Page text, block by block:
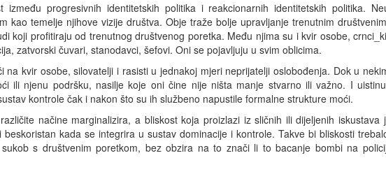
između progresivnih identitetskih politika i reakcionarnih identitetskih politika.
kao temelje njihove vizije društva. Obje traže bolje upravljanje trenutnim
koji profitiraju od trenutnog društvenog poretka. Među njima su i kvir osobe,
zatvorski čuvari, stanodavci, šefovi. Oni se pojavljuju u svim oblicima.
na kvir osobe, silovatelji i rasisti u jednakoj mjeri neprijatelji oslobođenja. Dok u
ili njenu podršku, nasilje koje oni čine nije ništa manje stvarno ili važno. I
kontrole čak i nakon što su ih službeno napustile formalne strukture moći.
načine marginalizira, a bliskost koja proizlazi iz sličnih ili dijeljenih iskustava
kada se integrira u sustav dominacije i kontrole. Takve bi bliskosti
s društvenim poretkom, bez obzira na to znači li to bacanje bombi na